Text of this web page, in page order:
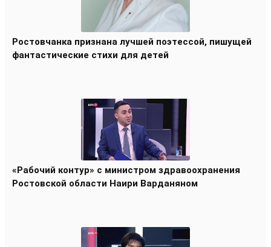
Ростовчанка признана лучшей поэтессой, пишущей
фантастические стихи для детей
«Рабочий контур» с министром здравоохранения
Ростовской области Наири Варданяном